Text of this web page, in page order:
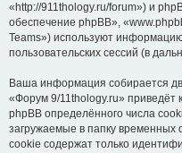
«http://911thology.ru/forum») и
обеспечение phpBB»,
Teams») используют
пользовательских сессий (в
Ваша информация собирается
«Форум 9/11thology.ru»
phpBB определённого числа
загружаемые в папку
cookie содержат только